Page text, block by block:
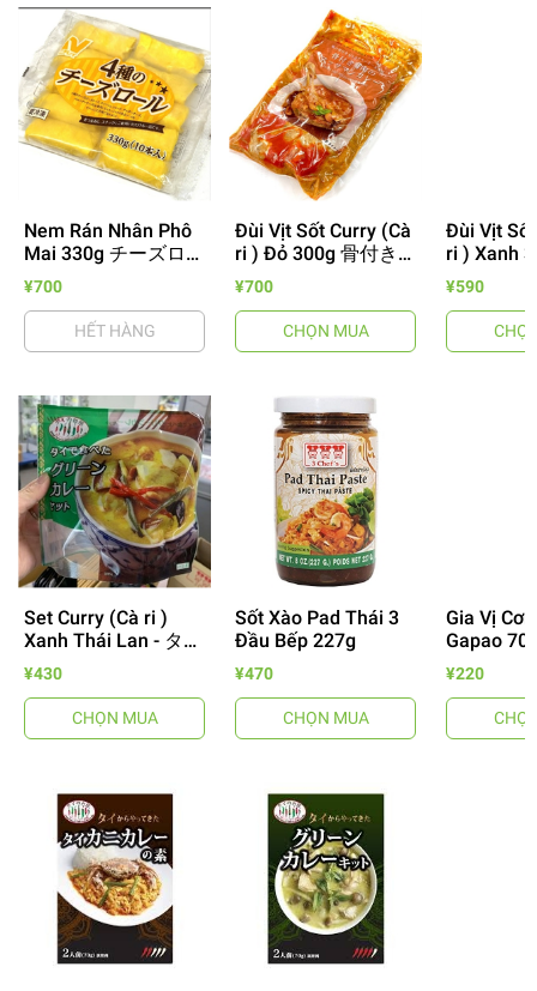
Nem Rán Nhân Phô
Mai 330g チーズロー
ル
¥700
HẾT HÀNG
Đùi Vịt Sốt Curry (Cà
ri ) Đỏ 300g 骨付き
合鴨レッドカレー
¥700
CHỌN MUA
Đùi Vịt
ri ) Xanh
き合鴨グ
ー
¥590
Set Curry (Cà ri )
Xanh Thái Lan - タイ
グリーンカレーセッ
ト -216g
¥430
CHỌN MUA
Sốt Xào Pad Thái 3
Đầu Bếp 227g
¥470
CHỌN MUA
Gia Vị
Gapao
¥220